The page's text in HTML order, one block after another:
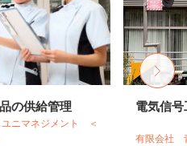
の供給管理
ニマネジメント ＜
電気信
有限会社